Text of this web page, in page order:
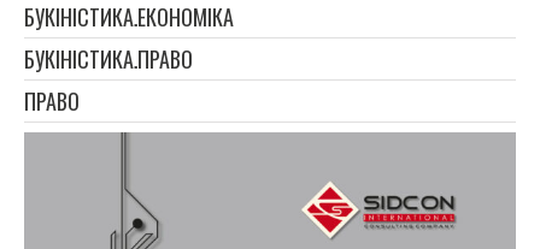
БУКІНІСТИКА.ЕКОНОМІКА
БУКІНІСТИКА.ПРАВО
ПРАВО